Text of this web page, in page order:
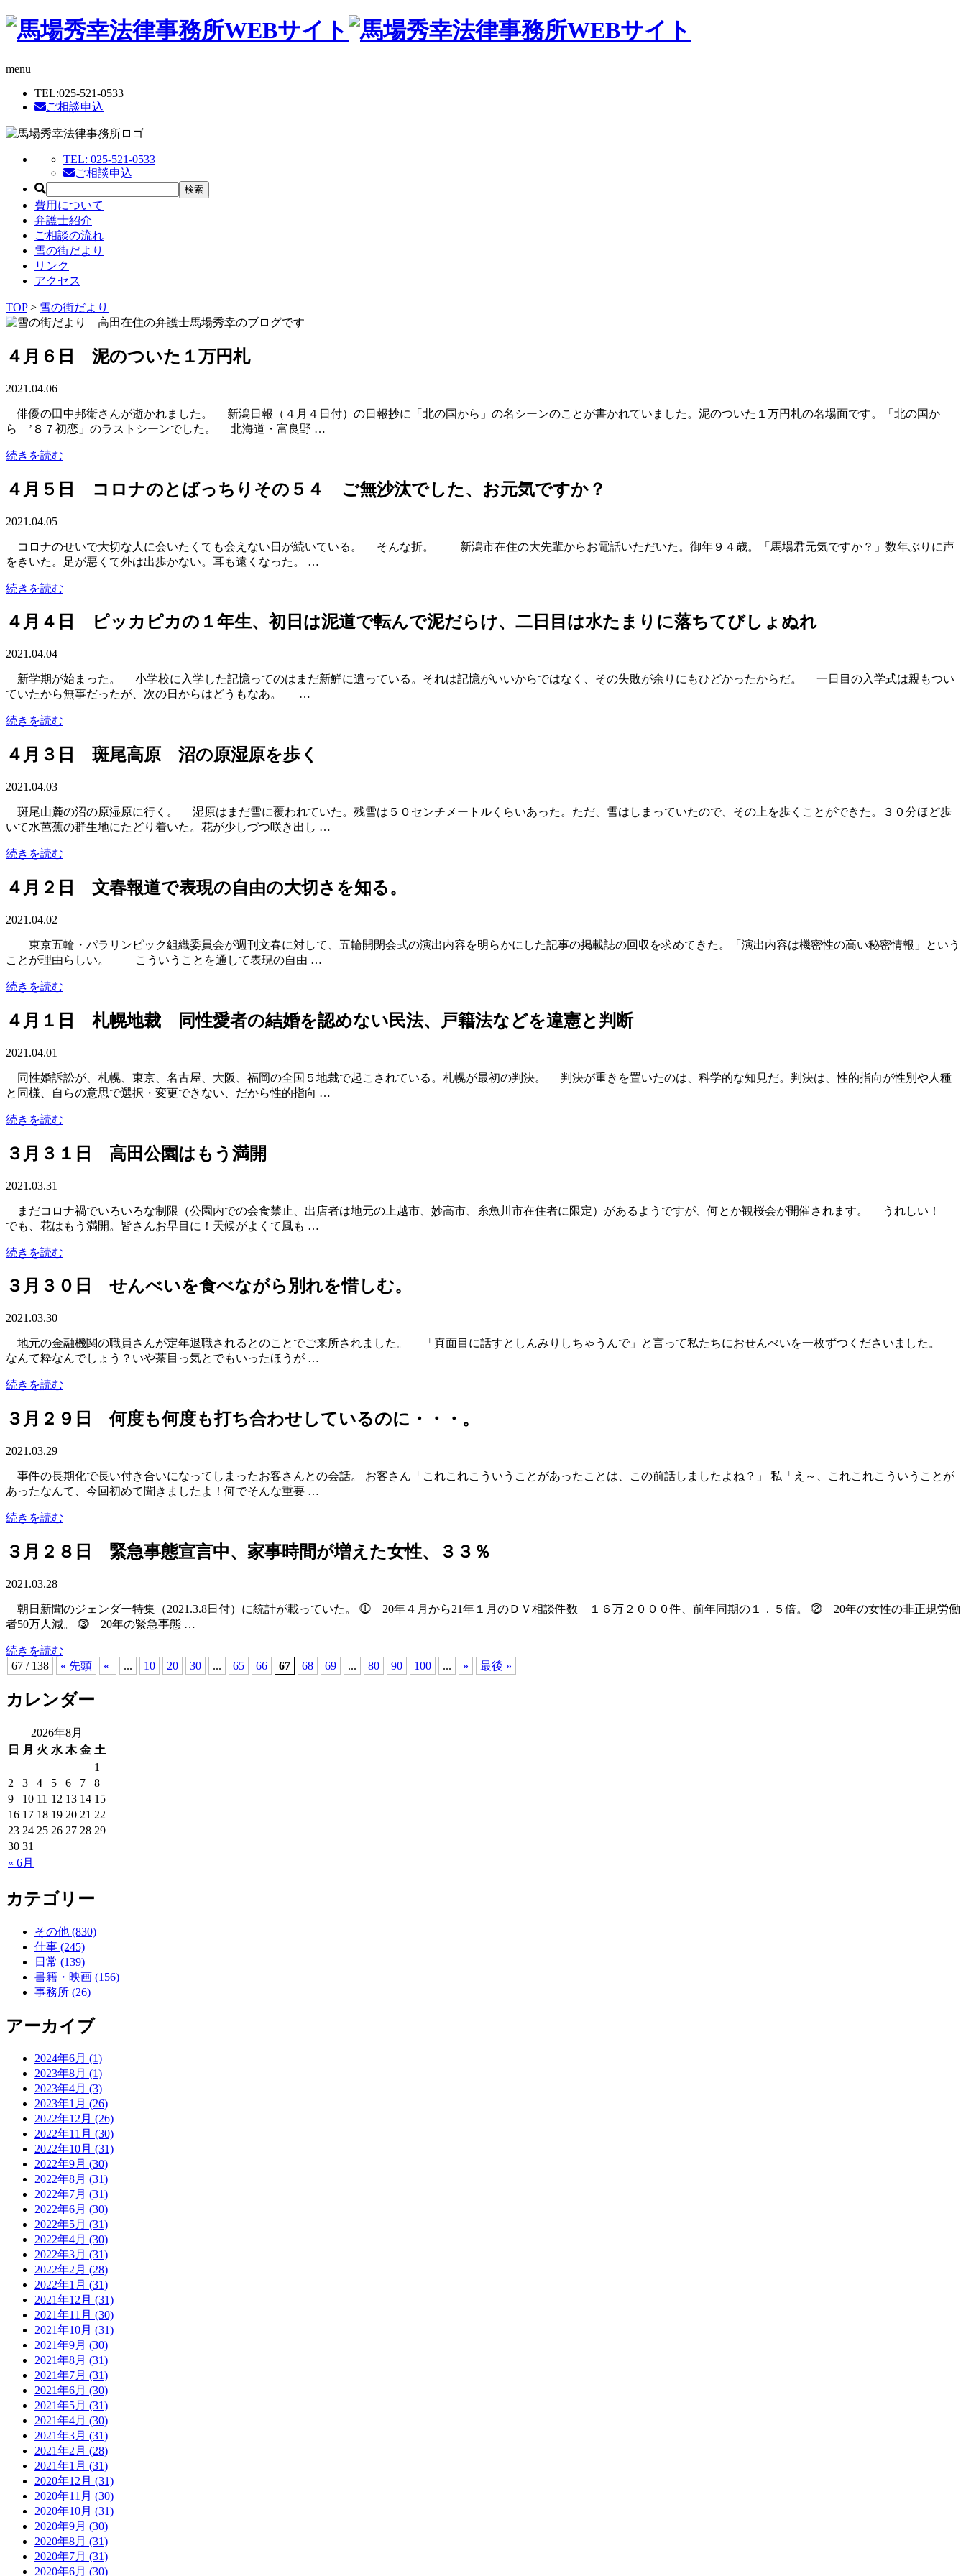
menu
TEL:025-521-0533
ご相談申込
TEL: 025-521-0533
ご相談申込
費用について
弁護士紹介
ご相談の流れ
雪の街だより
リンク
アクセス
TOP> 雪の街だより
４月６日 泥のついた１万円札
2021.04.06
俳優の田中邦衛さんが逝かれました。 新潟日報（４月４日付）の日報抄に「北の国から」の名シーンのことが書かれていました。泥のついた１万円札の名場面です。「北の国か
ら ’８７初恋」のラストシーンでした。 北海道・富良野 …
続きを読む
４月５日 コロナのとばっちりその５４ ご無沙汰でした、お元気ですか？
2021.04.05
コロナのせいで大切な人に会いたくても会えない日が続いている。 そんな折。 新潟市在住の大先輩からお電話いただいた。御年９４歳。「馬場君元気ですか？」数年ぶりに声
をきいた。足が悪くて外は出歩かない。耳も遠くなった。 …
続きを読む
４月４日 ピッカピカの１年生、初日は泥道で転んで泥だらけ、二日目は水たまりに落ちてびしょぬれ
2021.04.04
新学期が始まった。 小学校に入学した記憶ってのはまだ新鮮に遺っている。それは記憶がいいからではなく、その失敗が余りにもひどかったからだ。 一日目の入学式は親もつい
ていたから無事だったが、次の日からはどうもなあ。 …
続きを読む
４月３日 斑尾高原 沼の原湿原を歩く
2021.04.03
斑尾山麓の沼の原湿原に行く。 湿原はまだ雪に覆われていた。残雪は５０センチメートルくらいあった。ただ、雪はしまっていたので、その上を歩くことができた。３０分ほど歩
いて水芭蕉の群生地にたどり着いた。花が少しづつ咲き出し …
続きを読む
４月２日 文春報道で表現の自由の大切さを知る。
2021.04.02
東京五輪・パラリンピック組織委員会が週刊文春に対して、五輪開閉会式の演出内容を明らかにした記事の掲載誌の回収を求めてきた。「演出内容は機密性の高い秘密情報」という
ことが理由らしい。 こういうことを通して表現の自由 …
続きを読む
４月１日 札幌地裁 同性愛者の結婚を認めない民法、戸籍法などを違憲と判断
2021.04.01
同性婚訴訟が、札幌、東京、名古屋、大阪、福岡の全国５地裁で起こされている。札幌が最初の判決。 判決が重きを置いたのは、科学的な知見だ。判決は、性的指向が性別や人種
と同様、自らの意思で選択・変更できない、だから性的指向 …
続きを読む
３月３１日 高田公園はもう満開
2021.03.31
まだコロナ禍でいろいろな制限（公園内での会食禁止、出店者は地元の上越市、妙高市、糸魚川市在住者に限定）があるようですが、何とか観桜会が開催されます。 うれしい！
でも、花はもう満開。皆さんお早目に！天候がよくて風も …
続きを読む
３月３０日 せんべいを食べながら別れを惜しむ。
2021.03.30
地元の金融機関の職員さんが定年退職されるとのことでご来所されました。 「真面目に話すとしんみりしちゃうんで」と言って私たちにおせんべいを一枚ずつくださいました。
なんて粋なんでしょう？いや茶目っ気とでもいったほうが …
続きを読む
３月２９日 何度も何度も打ち合わせしているのに・・・。
2021.03.29
事件の長期化で長い付き合いになってしまったお客さんとの会話。 お客さん「これこれこういうことがあったことは、この前話しましたよね？」 私「え～、これこれこういうことが
あったなんて、今回初めて聞きましたよ！何でそんな重要 …
続きを読む
３月２８日 緊急事態宣言中、家事時間が増えた女性、３３％
2021.03.28
朝日新聞のジェンダー特集（2021.3.8日付）に統計が載っていた。 ⓵ 20年４月から21年１月のＤＶ相談件数 １６万２０００件、前年同期の１．５倍。 ⓶ 20年の女性の非正規労働
者50万人減。 ⓷ 20年の緊急事態 …
続きを読む
67 / 138
« 先頭 « ... 10 20 30 ... 65 66 67 68 69 ... 80 90 100 ... » 最後 »
カレンダー
2026年8月
日
月 火 水 木 金 土
« 6月
1
2
3 4 5 6 7
8
9
10 11 12 13 14 15
16 17 18 19 20 21 22
23 24 25 26 27 28 29
30 31
カテゴリー
その他 (830)
仕事 (245)
日常 (139)
書籍・映画 (156)
事務所 (26)
アーカイブ
2024年6月 (1)
2023年8月 (1)
2023年4月 (3)
2023年1月 (26)
2022年12月 (26)
2022年11月 (30)
2022年10月 (31)
2022年9月 (30)
2022年8月 (31)
2022年7月 (31)
2022年6月 (30)
2022年5月 (31)
2022年4月 (30)
2022年3月 (31)
2022年2月 (28)
2022年1月 (31)
2021年12月 (31)
2021年11月 (30)
2021年10月 (31)
2021年9月 (30)
2021年8月 (31)
2021年7月 (31)
2021年6月 (30)
2021年5月 (31)
2021年4月 (30)
2021年3月 (31)
2021年2月 (28)
2021年1月 (31)
2020年12月 (31)
2020年11月 (30)
2020年10月 (31)
2020年9月 (30)
2020年8月 (31)
2020年7月 (31)
2020年6月 (30)